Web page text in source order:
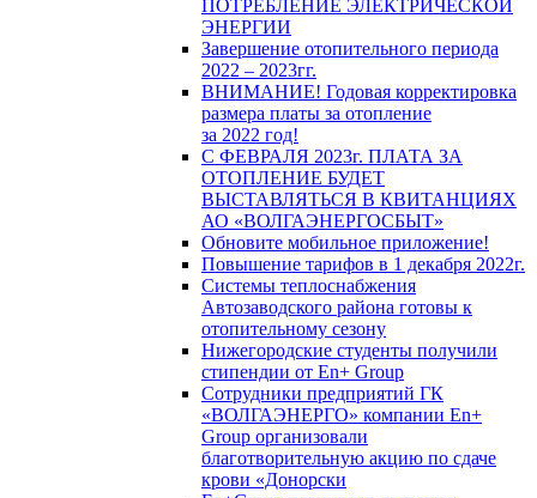
ПОТРЕБЛЕНИЕ ЭЛЕКТРИЧЕСКОЙ
ЭНЕРГИИ
Завершение отопительного периода
2022 – 2023гг.
ВНИМАНИЕ! Годовая корректировка
размера платы за отопление
за 2022 год!
С ФЕВРАЛЯ 2023г. ПЛАТА ЗА
ОТОПЛЕНИЕ БУДЕТ
ВЫСТАВЛЯТЬСЯ В КВИТАНЦИЯХ
АО «ВОЛГАЭНЕРГОСБЫТ»
Обновите мобильное приложение!
Повышение тарифов в 1 декабря 2022г.
Системы теплоснабжения
Автозаводского района готовы к
отопительному сезону
Нижегородские студенты получили
стипендии от En+ Group
Сотрудники предприятий ГК
«ВОЛГАЭНЕРГО» компании En+
Group организовали
благотворительную акцию по сдаче
крови «Донорски